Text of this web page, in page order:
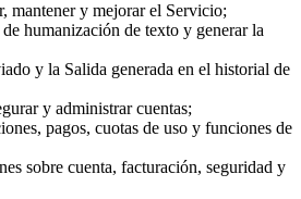
mantener y mejorar el Servicio;
humanización de texto y generar la
y la Salida generada en el historial de
y administrar cuentas;
pagos, cuotas de uso y funciones de
sobre cuenta, facturación, seguridad y